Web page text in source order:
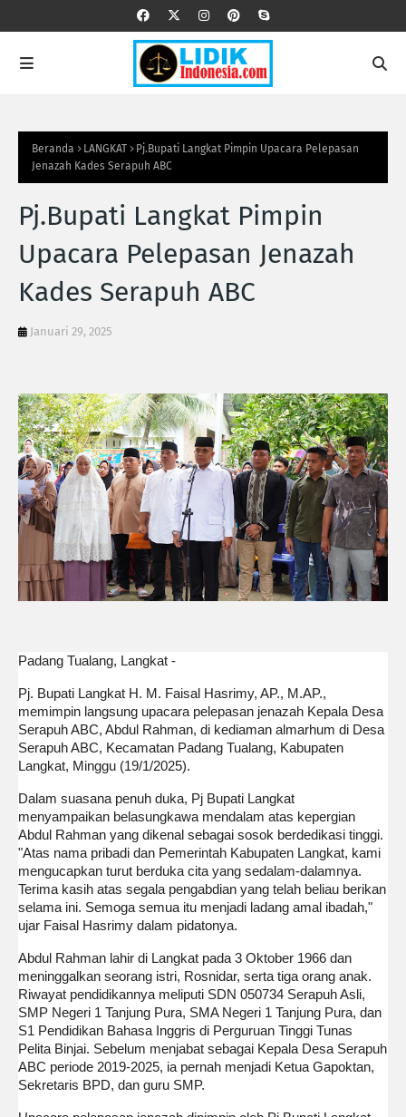
Beranda LANGKAT
Pj.Bupati Langkat Pimpin Upacara Pelepasan
Jenazah Kades Serapuh ABC
Pj.Bupati Langkat Pimpin
Upacara Pelepasan Jenazah
Kades Serapuh ABC
Januari 29, 2025
Padang Tualang, Langkat -
Pj. Bupati Langkat H. M. Faisal Hasrimy, AP., M.AP.,
memimpin langsung upacara pelepasan jenazah Kepala Desa
Serapuh ABC, Abdul Rahman, di kediaman almarhum di Desa
Serapuh ABC, Kecamatan Padang Tualang, Kabupaten
Langkat, Minggu (19/1/2025).
Dalam suasana penuh duka, Pj Bupati Langkat
menyampaikan belasungkawa mendalam atas kepergian
Abdul Rahman yang dikenal sebagai sosok berdedikasi tinggi.
"Atas nama pribadi dan Pemerintah Kabupaten Langkat, kami
mengucapkan turut berduka cita yang sedalam-dalamnya.
Terima kasih atas segala pengabdian yang telah beliau berikan
selama ini. Semoga semua itu menjadi ladang amal ibadah,"
ujar Faisal Hasrimy dalam pidatonya.
Abdul Rahman lahir di Langkat pada 3 Oktober 1966 dan
meninggalkan seorang istri, Rosnidar, serta tiga orang anak.
Riwayat pendidikannya meliputi SDN 050734 Serapuh Asli,
SMP Negeri 1 Tanjung Pura, SMA Negeri 1 Tanjung Pura, dan
S1 Pendidikan Bahasa Inggris di Perguruan Tinggi Tunas
Pelita Binjai. Sebelum menjabat sebagai Kepala Desa Serapuh
ABC periode 2019-2025, ia pernah menjadi Ketua Gapoktan,
Sekretaris BPD, dan guru SMP.